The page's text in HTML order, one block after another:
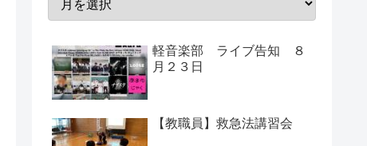
軽音楽部 ライブ告知 ８
月２３日
【教職員】救急法講習会